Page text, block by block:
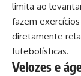
limita ao
fazem
diretamente
futebolísticas.
Velozes e